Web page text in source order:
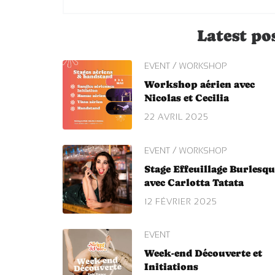
Latest
EVENT/ WORKSHOP
Workshop aérien avec
Nicolas et Cecilia
22 AVRIL 2025
EVENT/ WORKSHOP
Stage Effeuillage
avec Carlotta Tatata
12 FÉVRIER 2025
EVENT
Week-end Découverte et
Initiations